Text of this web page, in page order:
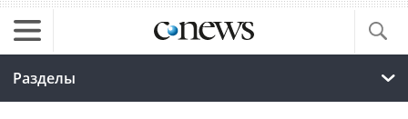
Разделы